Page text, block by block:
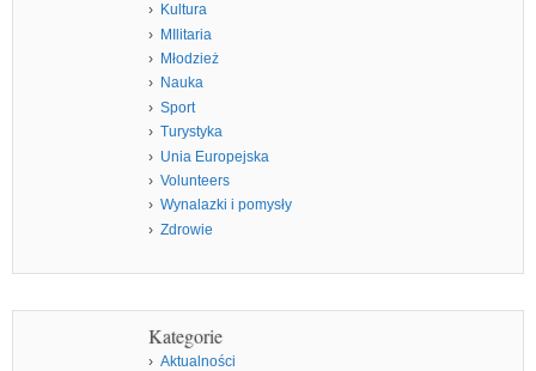
Kultura
MIlitaria
Młodzież
Nauka
Sport
Turystyka
Unia Europejska
Volunteers
Wynalazki i pomysły
Zdrowie
Kategorie
Aktualności